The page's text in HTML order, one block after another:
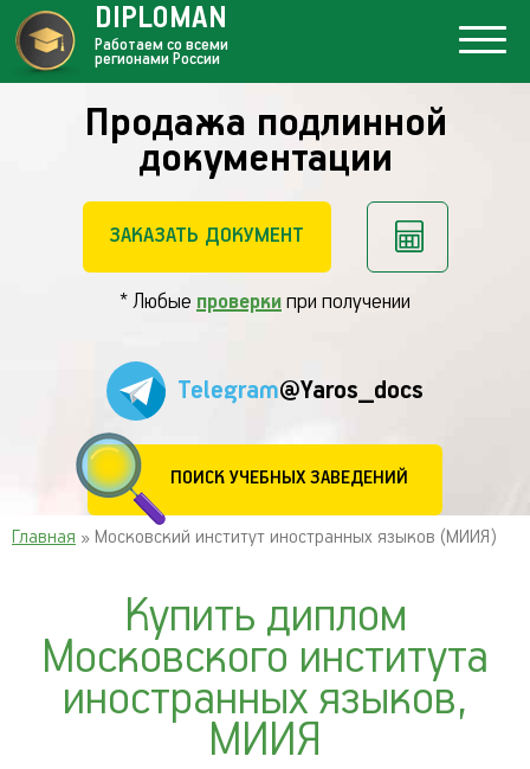
Продажа подлинной
документации
ЗАКАЗАТЬ ДОКУМЕНТ
* Любые проверки при получении
Telegram@Yaros_docs
ПОИСК УЧЕБНЫХ ЗАВЕДЕНИЙ
DIPLOMAN
Работаем со всеми
регионами России
Главная » Московский институт иностранных языков (МИИЯ)
Купить диплом
Московского института
иностранных языков,
МИИЯ